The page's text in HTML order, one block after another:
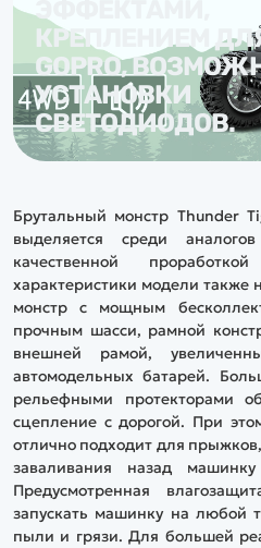
ЭФФЕКТАМИ,
КРЕПЛЕНИЕМ
GOPRO,
УСТАНОВКИ
СВЕТОДИОДОВ.
Брутальный монстр Thunder
выделяется среди
качественной
характеристики модели также
монстр с мощным
прочным шасси, рамной
внешней рамой,
автомодельных батарей.
рельефными протекторами
сцепление с дорогой. При
отлично подходит для
заваливания назад
Предусмотренная
запускать машинку на любой
пыли и грязи. Для большей